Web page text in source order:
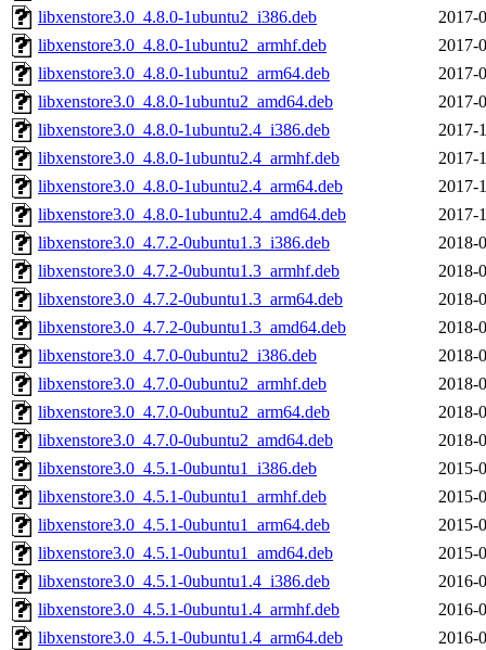
libxenstore3.0_4.8.0-1ubuntu2_i386.deb
2017-
libxenstore3.0_4.8.0-1ubuntu2_armhf.deb
2017-
libxenstore3.0_4.8.0-1ubuntu2_arm64.deb
2017-
libxenstore3.0_4.8.0-1ubuntu2_amd64.deb
2017-
libxenstore3.0_4.8.0-1ubuntu2.4_i386.deb
2017-
libxenstore3.0_4.8.0-1ubuntu2.4_armhf.deb
2017-
libxenstore3.0_4.8.0-1ubuntu2.4_arm64.deb
2017-
libxenstore3.0_4.8.0-1ubuntu2.4_amd64.deb
2017-
libxenstore3.0_4.7.2-0ubuntu1.3_i386.deb
2018-
libxenstore3.0_4.7.2-0ubuntu1.3_armhf.deb
2018-
libxenstore3.0_4.7.2-0ubuntu1.3_arm64.deb
2018-
libxenstore3.0_4.7.2-0ubuntu1.3_amd64.deb
2018-
libxenstore3.0_4.7.0-0ubuntu2_i386.deb
2018-
libxenstore3.0_4.7.0-0ubuntu2_armhf.deb
2018-
libxenstore3.0_4.7.0-0ubuntu2_arm64.deb
2018-
libxenstore3.0_4.7.0-0ubuntu2_amd64.deb
2018-
libxenstore3.0_4.5.1-0ubuntu1_i386.deb
2015-
libxenstore3.0_4.5.1-0ubuntu1_armhf.deb
2015-
libxenstore3.0_4.5.1-0ubuntu1_arm64.deb
2015-
libxenstore3.0_4.5.1-0ubuntu1_amd64.deb
2015-
libxenstore3.0_4.5.1-0ubuntu1.4_i386.deb
2016-
libxenstore3.0_4.5.1-0ubuntu1.4_armhf.deb
2016-
libxenstore3.0_4.5.1-0ubuntu1.4_arm64.deb
2016-